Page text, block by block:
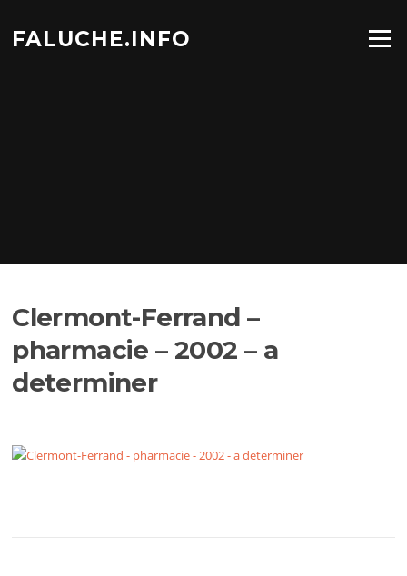
contenu
FALUCHE.INFO Menu
Clermont-Ferrand –
pharmacie – 2002 – a
determiner